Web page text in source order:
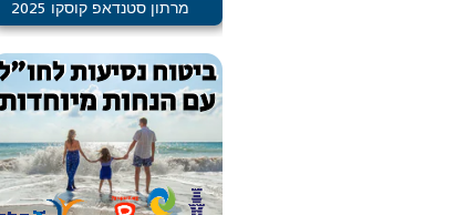
מרתון סטנדאפ קוסקו 2025